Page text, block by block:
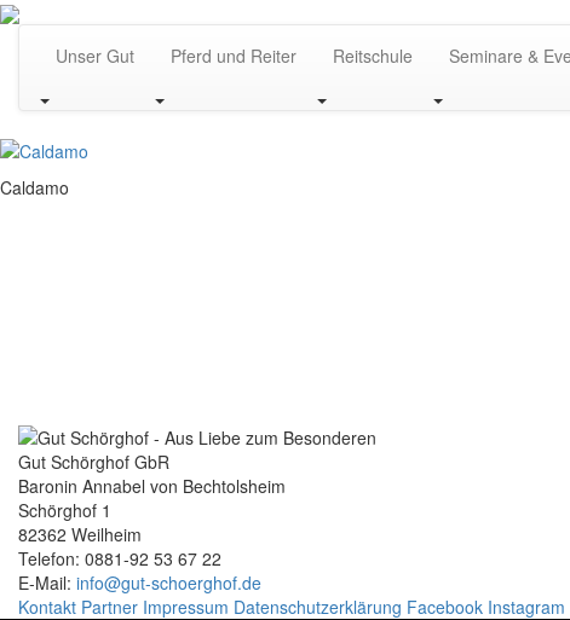
Unser Gut Pferd und Reiter Reitschule Seminare &
Caldamo
Gut Schörghof GbR
Baronin Annabel von Bechtolsheim
Schörghof 1
82362 Weilheim
Telefon: 0881-92 53 67 22
E-Mail: info@gut-schoerghof.de
Kontakt Partner Impressum Datenschutzerklärung Facebook Instagram